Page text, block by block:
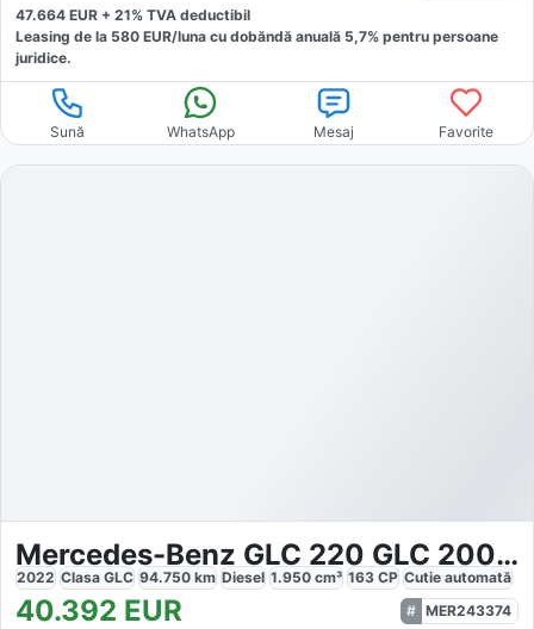
47.664 EUR + 21% TVA deductibil
Leasing de la 580 EUR/luna cu dobăndă anuală 5,7% pentru persoane
juridice.
Sună WhatsApp Mesaj Favorite
Mercedes-Benz GLC 220 GLC 200d AMG-Line
2022 Clasa GLC 94.750 km Diesel 1.950 cm³ 163 CP Cutie automată
40.392 EUR
MER243374